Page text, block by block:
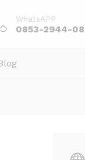
WhatsAPP
0853-2944-